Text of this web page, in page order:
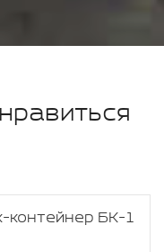
контейнер БК-1